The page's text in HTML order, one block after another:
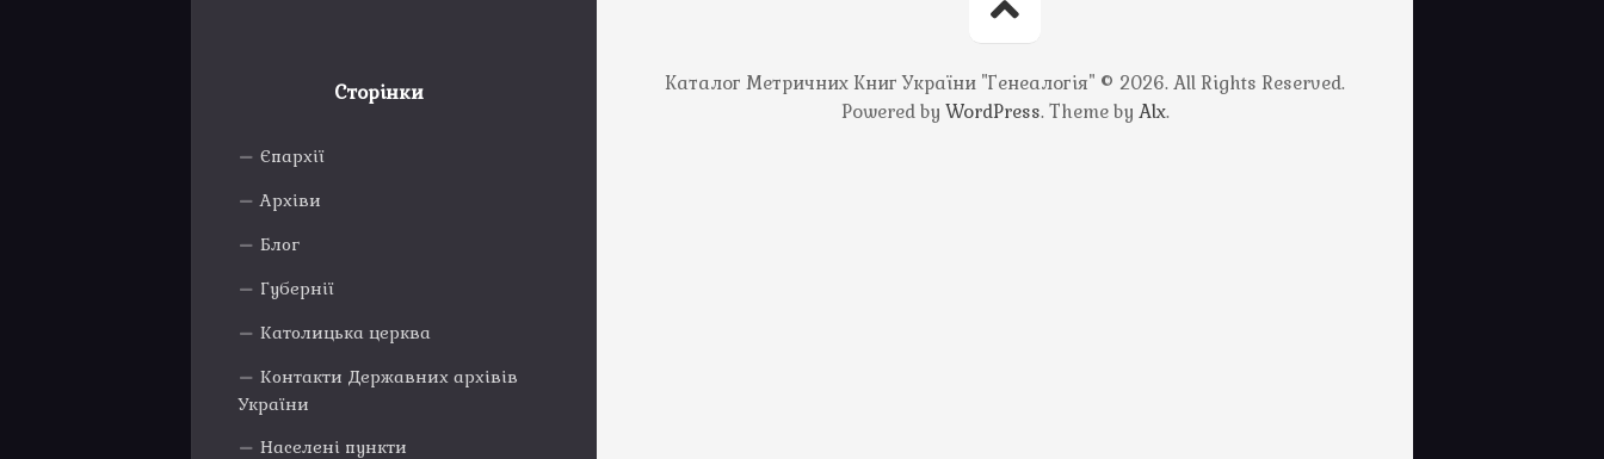
Сторінки
Єпархії
Архіви
Блог
Губернії
Католицька церква
Контакти Державних архівів
України
Населені пункти
Каталог Метричних Книг України "Генеалогія" © 2026. All Rights Reserved.
Powered by WordPress. Theme by Alx.